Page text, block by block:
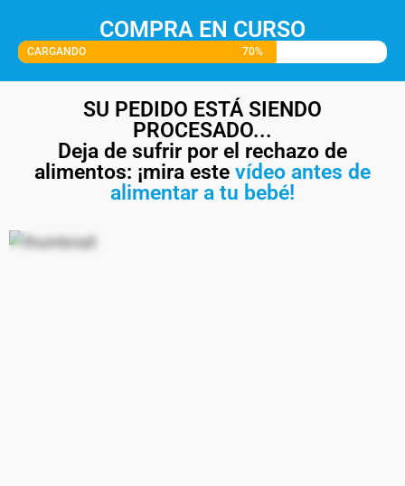
COMPRA EN CURSO
CARGANDO 70%
SU PEDIDO ESTÁ SIENDO
PROCESADO...
Deja de sufrir por el rechazo de
alimentos: ¡mira este vídeo antes de
alimentar a tu bebé!